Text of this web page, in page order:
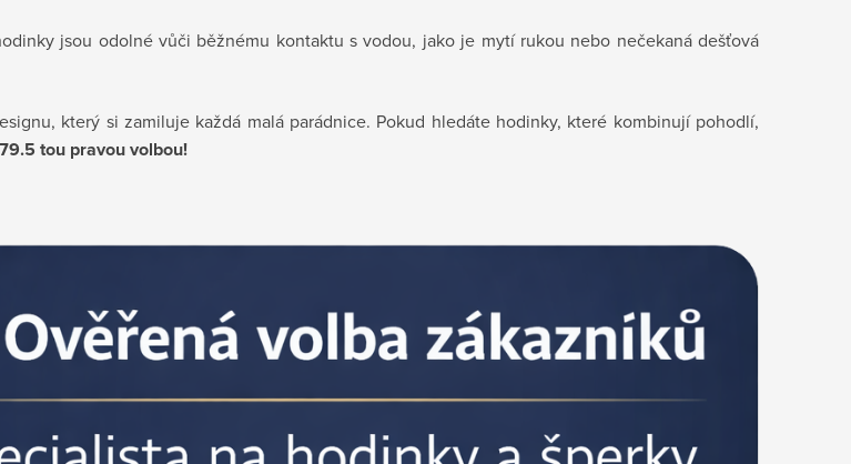
jsou odolné vůči běžnému kontaktu s vodou, jako je mytí rukou nebo nečekaná dešťová
který si zamiluje každá malá parádnice. Pokud hledáte hodinky, které kombinují pohodlí,
tou pravou volbou!